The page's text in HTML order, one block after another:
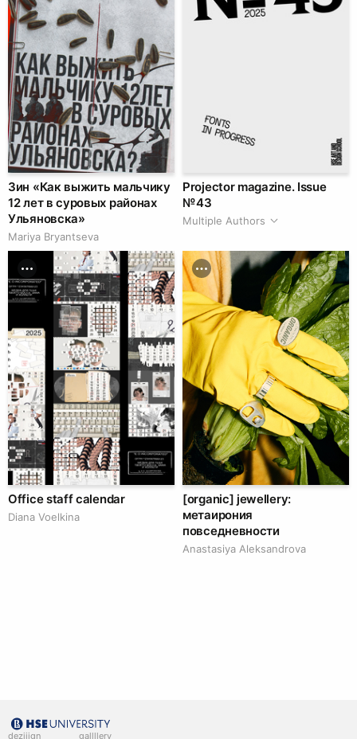
Зин «Как выжить мальчику
12 лет в суровых районах
Ульяновска»
Mariya Bryantseva
Projector magazine. Issue
№ 43
Multiple Authors
Office staff calendar
Diana Voelkina
[organic] jewellery:
метаирония
повседневности
Anastasiya Aleksandrova
deziiign gallllery